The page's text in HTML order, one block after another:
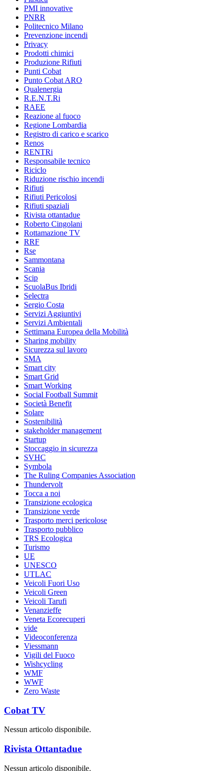
PMI innovative
PNRR
Politecnico Milano
Prevenzione incendi
Privacy
Prodotti chimici
Produzione Rifiuti
Punti Cobat
Punto Cobat ARO
Qualenergia
R.E.N.T.Ri
RAEE
Reazione al fuoco
Regione Lombardia
Registro di carico e scarico
Renos
RENTRi
Responsabile tecnico
Riciclo
Riduzione rischio incendi
Rifiuti
Rifiuti Pericolosi
Rifiuti spaziali
Rivista ottantadue
Roberto Cingolani
Rottamazione TV
RRF
Rse
Sammontana
Scania
Scip
ScuolaBus Ibridi
Selectra
Sergio Costa
Servizi Aggiuntivi
Servizi Ambientali
Settimana Europea della Mobilità
Sharing mobility
Sicurezza sul lavoro
SMA
Smart city
Smart Grid
Smart Working
Social Football Summit
Società Benefit
Solare
Sostenibilità
stakeholder management
Startup
Stoccaggio in sicurezza
SVHC
Symbola
The Ruling Companies Association
Thundervolt
Tocca a noi
Transizione ecologica
Transizione verde
Trasporto merci pericolose
Trasporto pubblico
TRS Ecologica
Turismo
UE
UNESCO
UTLAC
Veicoli Fuori Uso
Veicoli Green
Veicoli Tarufi
Venanzieffe
Veneta Ecorecuperi
vide
Videoconferenza
Viessmann
Vigili del Fuoco
Wishcycling
WMF
WWF
Zero Waste
Cobat TV
Nessun articolo disponibile.
Rivista Ottantadue
Nessun articolo disponibile.